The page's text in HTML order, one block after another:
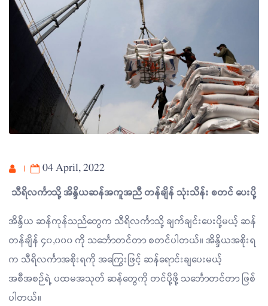
04 April, 2022
သီရိလင်္ကာသို့ အိန္ဒိယဆန်အကူအညီ တန်ချိန် သုံးသိန်း စတင် ပေးပို့
အိန္ဒိယ ဆန်ကုန်သည်တွေက သီရိလင်္ကာသို့ ချက်ချင်းပေးပို့မယ့် ဆန်
တန်ချိန် ၄၀,၀၀၀ ကို သင်္ဘောတင်တာ စတင်ပါတယ်။ အိန္ဒိယအစိုးရ
က သီရိလင်္ကာအစိုးရကို အကြွေးဖြင့် ဆန်ရောင်းချပေးမယ့်
အစီအစဉ်ရဲ့ ပထမအသုတ် ဆန်တွေကို တင်ပို့ဖို့ သင်္ဘောတင်တာ ဖြစ်
ပါတယ်။